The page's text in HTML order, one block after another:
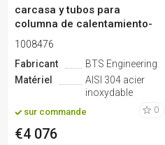
carcasa y tubos para
columna de calentamiento-
20
1008476
Fabricant
BTS Engineering
Matériel
AISI 304 acier
inoxydable
sur commande 0
€4 076